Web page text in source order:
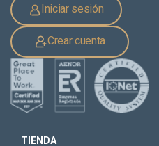
Iniciar sesión
Crear cuenta
TIENDA